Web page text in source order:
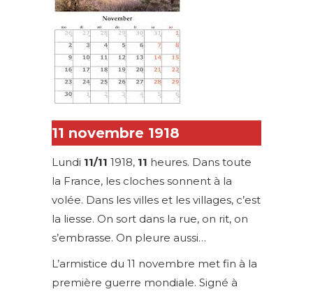
11 novembre 1918
Lundi 11/11 1918, 11 heures. Dans toute
la France, les cloches sonnent à la
volée. Dans les villes et les villages, c’est
la liesse. On sort dans la rue, on rit, on
s’embrasse. On pleure aussi…
L’armistice du 11 novembre met fin à la
première guerre mondiale. Signé à